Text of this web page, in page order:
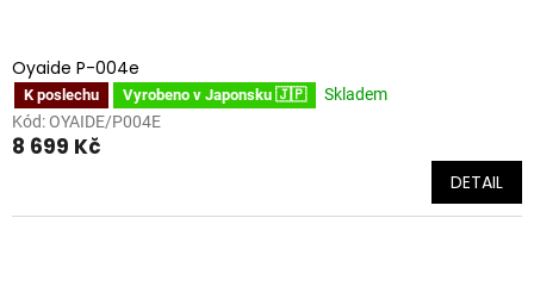
Oyaide P-004e
K poslechu Vyrobeno v Japonsku 🇯🇵
Skladem
Kód: OYAIDE/P004E
8 699 Kč
DETAIL